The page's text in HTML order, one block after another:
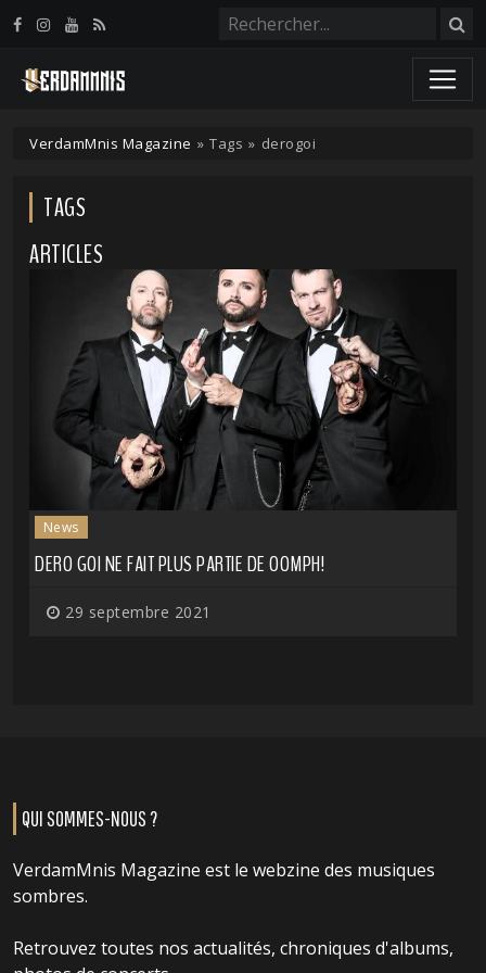
VerdamMnis Magazine » Tags » derogoi
TAGS
ARTICLES
News
DERO GOI NE FAIT PLUS PARTIE DE OOMPH!
29 septembre 2021
QUI SOMMES-NOUS ?
VerdamMnis Magazine est le webzine des musiques
sombres.
Retrouvez toutes nos actualités, chroniques d'albums,
Panneau de gestion des cookies